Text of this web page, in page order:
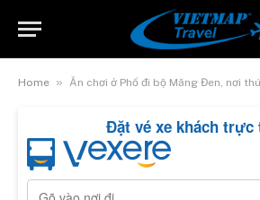
Home » Ăn chơi ở Phố đi bộ Măng Đen, nơi
Đặt vé xe khách trực